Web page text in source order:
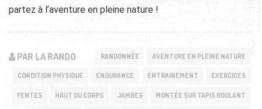
partez à l’aventure en pleine nature !
PAR LA RANDO RANDONNÉE AVENTURE EN PLEINE NATURE
CONDITION PHYSIQUE ENDURANCE ENTRAINEMENT EXERCICES
FENTES HAUT DU CORPS JAMBES MONTÉE SUR TAPIS ROULANT